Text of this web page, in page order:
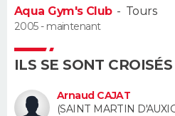
COPAINS D'AVANT
FORUM
Bricolage
Lifestyle
Culture
Sport
Auto
Television
Voyage
Cinema
Aqua Gym's Club- Tours
2005 - maintenant
ILS SE SONT CROISÉS
Arnaud CAJAT
(SAINT MARTIN